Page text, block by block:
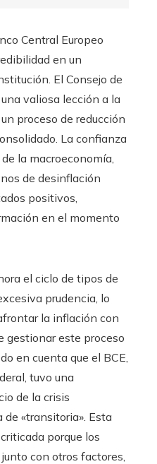
Central Europeo
en un
El Consejo de
valiosa lección a la
proceso de reducción
La confianza
la macroeconomía,
de desinflación
positivos,
en el momento
el ciclo de tipos de
prudencia, lo
la inflación con
gestionar este proceso
en cuenta que el BCE,
tuvo una
de la crisis
«transitoria». Esta
porque los
con otros factores,